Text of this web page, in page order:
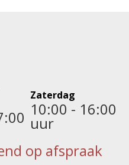
Zaterdag
10:00 - 16:00
uur
op afspraak